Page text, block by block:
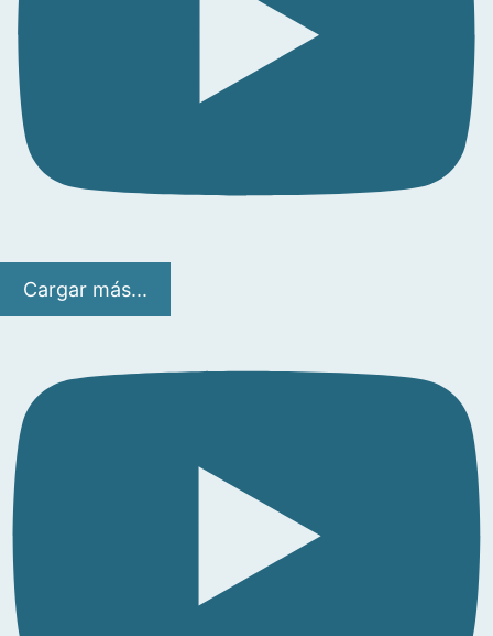
Cargar más...